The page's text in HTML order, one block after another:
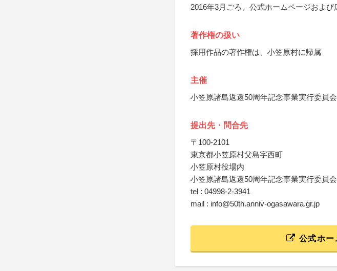
2016年3月ごろ、公式ホームページおよび
著作権の扱い
採用作品の著作権は、小笠原村に帰属
主催
小笠原諸島返還50周年記念事業実行委員会
提出先・問合先
〒100-2101
東京都小笠原村父島字西町
小笠原村役場内
小笠原諸島返還50周年記念事業実行委員
tel : 04998-2-3941
mail : info@50th.anniv-ogasawara.gr.jp
公式ホー